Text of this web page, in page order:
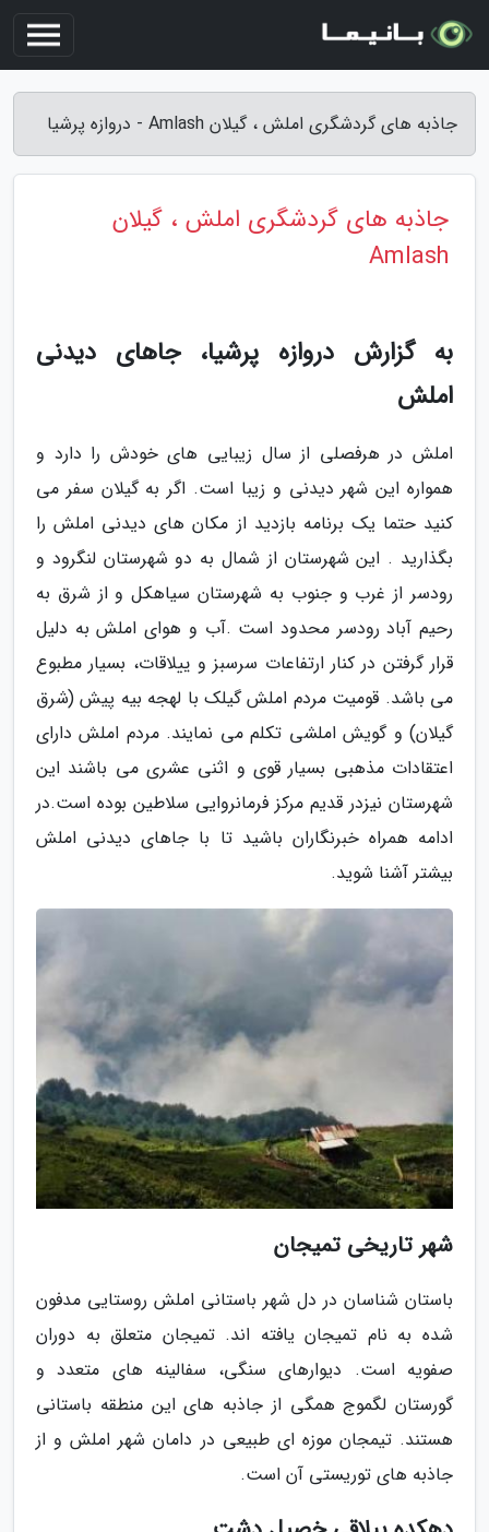
جاذبه های گردشگری املش ، گیلان Amlash - دروازه پرشیا
جاذبه های گردشگری املش ، گیلان
Amlash
به گزارش دروازه پرشیا، جاهای دیدنی
املش
املش در هرفصلی از سال زیبایی های خودش را دارد و
همواره این شهر دیدنی و زیبا است. اگر به گیلان سفر می
کنید حتما یک برنامه بازدید از مکان های دیدنی املش را
بگذارید . این شهرستان از شمال به دو شهرستان لنگرود و
رودسر از غرب و جنوب به شهرستان سیاهکل و از شرق به
رحیم آباد رودسر محدود است .آب و هوای املش به دلیل
قرار گرفتن در کنار ارتفاعات سرسبز و ییلاقات، بسیار مطبوع
می باشد. قومیت مردم املش گیلک با لهجه بیه پیش (شرق
گیلان) و گویش املشی تکلم می نمایند. مردم املش دارای
اعتقادات مذهبی بسیار قوی و اثنی عشری می باشند این
شهرستان نیزدر قدیم مرکز فرمانروایی سلاطین بوده است.در
ادامه همراه خبرنگاران باشید تا با جاهای دیدنی املش
بیشتر آشنا شوید.
شهر تاریخی تمیجان
باستان شناسان در دل شهر باستانی املش روستایی مدفون
شده به نام تمیجان یافته اند. تمیجان متعلق به دوران
صفویه است. دیوارهای سنگی، سفالینه های متعدد و
گورستان لگموج همگی از جاذبه های این منطقه باستانی
هستند. تیمجان موزه ای طبیعی در دامان شهر املش و از
جاذبه های توریستی آن است.